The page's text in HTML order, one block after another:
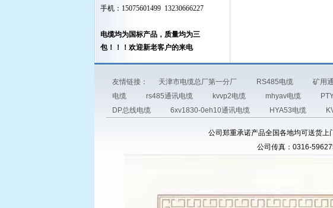
手机：15075601499 13230666227
电缆均为国标产品，质量均为三
包！！！欢迎新老客户的来电
友情链接： 天津市电缆总厂第一分厂 RS485电缆 矿用
电缆
rs485通讯电缆 kvvp2电缆 mhyav电缆
DP总线电缆
6xv1830-0eh10通讯电缆 HYA53电缆
公司郑重承诺产品全国各地均可送货
公司传真：0316-